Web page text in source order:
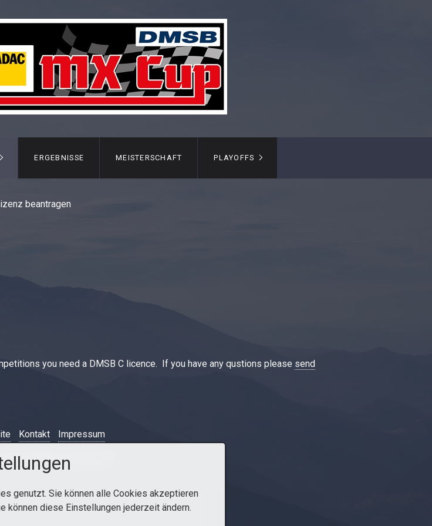
ERGEBNISSE MEISTERSCHAFT PLAYOFFS
beantragen
you need a DMSB C licence. If you have any qustions please send
Kontakt Impressum
NORDRHEIN MX-CUP
genutzt. Sie können alle Cookies akzeptieren
können diese Einstellungen jederzeit ändern.